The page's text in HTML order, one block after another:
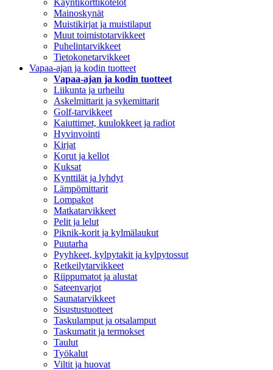
Käyntikorttikotelot
Mainoskynät
Muistikirjat ja muistilaput
Muut toimistotarvikkeet
Puhelintarvikkeet
Tietokonetarvikkeet
Vapaa-ajan ja kodin tuotteet
Vapaa-ajan ja kodin tuotteet
Liikunta ja urheilu
Askelmittarit ja sykemittarit
Golf-tarvikkeet
Kaiuttimet, kuulokkeet ja radiot
Hyvinvointi
Kirjat
Korut ja kellot
Kuksat
Kynttilät ja lyhdyt
Lämpömittarit
Lompakot
Matkatarvikkeet
Pelit ja lelut
Piknik-korit ja kylmälaukut
Puutarha
Pyyhkeet, kylpytakit ja kylpytossut
Retkeilytarvikkeet
Riippumatot ja alustat
Sateenvarjot
Saunatarvikkeet
Sisustustuotteet
Taskulamput ja otsalamput
Taskumatit ja termokset
Taulut
Työkalut
Viltit ja huovat